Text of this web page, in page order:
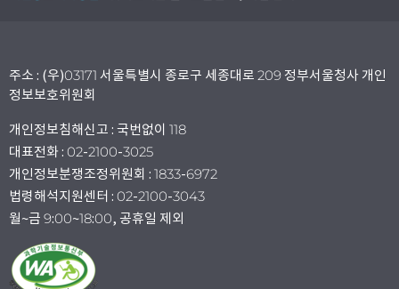
주소 : (우)03171 서울특별시 종로구 세종대로 209 정부서울청사 개인
정보보호위원회
개인정보침해신고 : 국번없이 118
대표전화 : 02-2100-3025
개인정보분쟁조정위원회 : 1833-6972
법령해석지원센터 : 02-2100-3043
월~금 9:00~18:00, 공휴일 제외